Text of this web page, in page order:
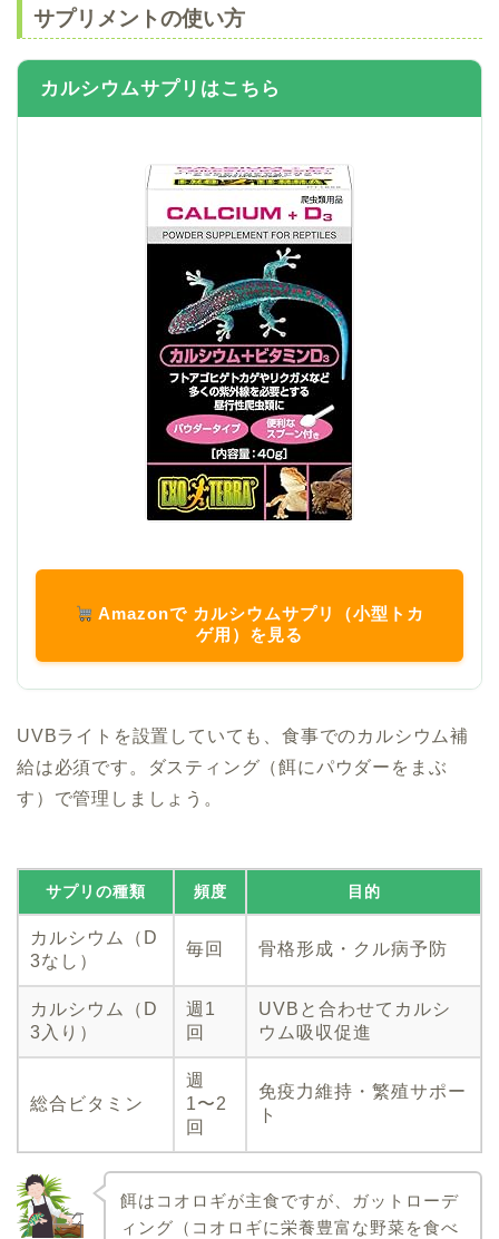
サプリメントの使い方
カルシウムサプリはこちら
Amazonで カルシウムサプリ（小型トカ
ゲ用）を見る
UVBライトを設置していても、食事でのカルシウム補
給は必須です。ダスティング（餌にパウダーをまぶ
す）で管理しましょう。
サプリの種類 頻度 目的
カルシウム（D
3なし）
毎回 骨格形成・クル病予防
カルシウム（D
3入り）
週1
回
UVBと合わせてカルシ
ウム吸収促進
総合ビタミン
週
1〜2
回
免疫力維持・繁殖サポー
ト
餌はコオロギが主食ですが、ガットローデ
ィング（コオロギに栄養豊富な野菜を食べ